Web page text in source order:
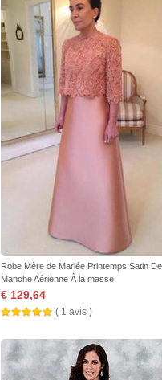
Robe Mère de Mariée Printemps Satin
Manche Aérienne À la masse
€ 129,64
( 1 avis )